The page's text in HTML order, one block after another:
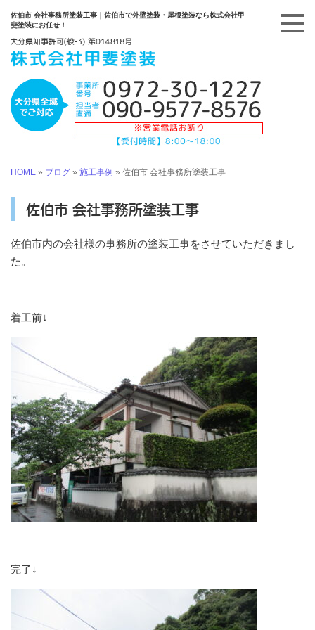
佐伯市 会社事務所塗装工事｜佐伯市で外壁塗装・屋根塗装なら株式会社甲
斐塗装にお任せ！
HOME » ブログ » 施工事例 » 佐伯市 会社事務所塗装工事
佐伯市 会社事務所塗装工事
佐伯市内の会社様の事務所の塗装工事をさせていただきまし
た。
着工前↓
完了↓